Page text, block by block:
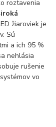
roztavenia
žiaroviek je
Sú
a ich 95 %
nehlásia
rušenie
vo